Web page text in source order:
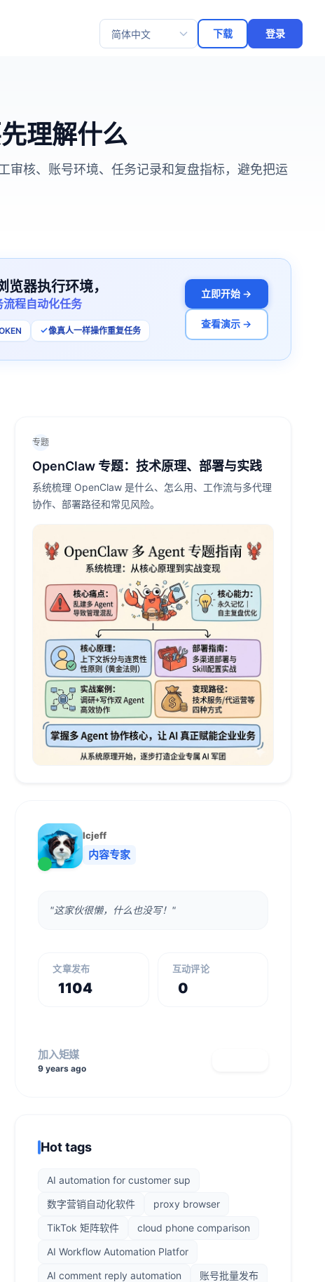
选择语言
下载 登录
理解什么
审核、账号环境、任务记录和复盘指标，避免把运
器执行环境，
程自动化任务
像真人一样操作重复任务
立即开始 →
查看演示 →
专题
OpenClaw 专题：技术原理、部署与实践
系统梳理 OpenClaw 是什么、怎么用、工作流与多代理
协作、部署路径和常见风险。
lcjeff
内容专家
"这家伙很懒，什么也没写！"
文章发布
1104
互动评论
0
加入矩媒
9 years ago
Hot tags
AI automation for customer sup
数字营销自动化软件
proxy browser
TikTok 矩阵软件
cloud phone comparison
AI Workflow Automation Platfor
AI comment reply automation
账号批量发布